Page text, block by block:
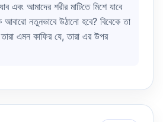
এবং আমাদের শরীর মাটিতে মিশে যাবে
আবারো নতুনভাবে উঠানো হবে? বিবেকে তা
এমন কাফির যে, তারা এর উপর